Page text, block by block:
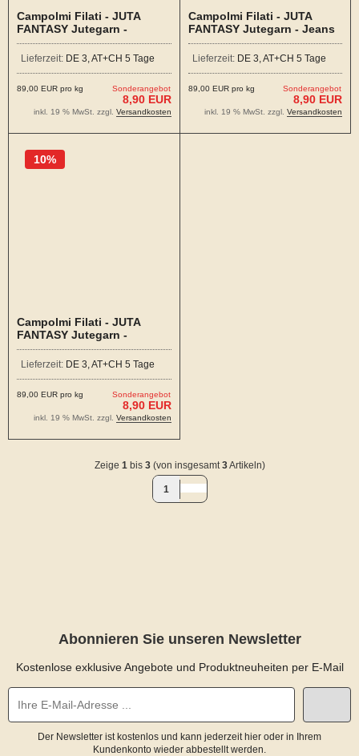
Campolmi Filati - JUTA
FANTASY Jutegarn -
Süßholz
Lieferzeit: DE 3, AT+CH 5 Tage
Sonderangebot
8,90 EUR
89,00 EUR pro kg
inkl. 19 % MwSt. zzgl. Versandkosten
Campolmi Filati - JUTA
FANTASY Jutegarn - Jeans
Lieferzeit: DE 3, AT+CH 5 Tage
Sonderangebot
8,90 EUR
89,00 EUR pro kg
inkl. 19 % MwSt. zzgl. Versandkosten
Campolmi Filati - JUTA
FANTASY Jutegarn -
Amarena
Lieferzeit: DE 3, AT+CH 5 Tage
Sonderangebot
8,90 EUR
10%
89,00 EUR pro kg
inkl. 19 % MwSt. zzgl. Versandkosten
Zeige 1bis 3(von insgesamt3Artikeln)
1
Abonnieren Sie unseren Newsletter
Kostenlose exklusive Angebote und Produktneuheiten per E-Mail
Der Newsletter ist kostenlos und kann jederzeit hier oder in Ihrem
Kundenkonto wieder abbestellt werden.